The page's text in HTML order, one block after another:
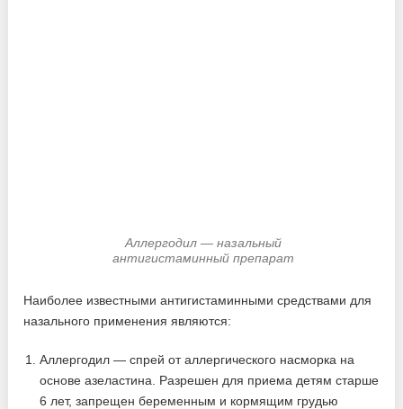
Аллергодил — назальный
антигистаминный препарат
Наиболее известными антигистаминными средствами для
назального применения являются:
Аллергодил — спрей от аллергического насморка на
основе азеластина. Разрешен для приема детям старше
6 лет, запрещен беременным и кормящим грудью